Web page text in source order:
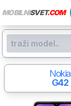
MOBILNISVET.COM
Nokia
G42